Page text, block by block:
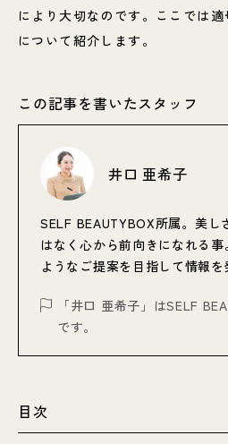
により大切なのです。ここでは
について紹介します。
この記事を書いたスタッフ
井口 亜希子
SELF BEAUTYBOX所属。美し
はなく心から前向きになれる
ようなご提案を目指して情報を
「井口 亜希子」はSELF
です。
目次